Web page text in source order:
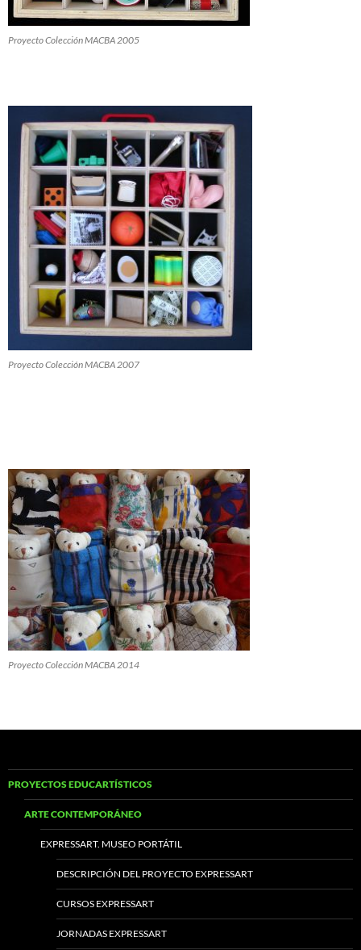
Proyecto Colección MACBA 2005
Proyecto Colección MACBA 2007
Proyecto Colección MACBA 2014
PROYECTOS EDUCARTÍSTICOS
ARTE CONTEMPORÁNEO
EXPRESSART. MUSEO PORTÁTIL
DESCRIPCIÓN DEL PROYECTO EXPRESSART
CURSOS EXPRESSART
JORNADAS EXPRESSART